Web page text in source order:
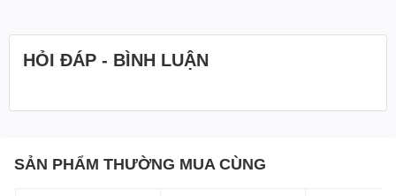
HỎI ĐÁP - BÌNH LUẬN
SẢN PHẨM THƯỜNG MUA CÙNG